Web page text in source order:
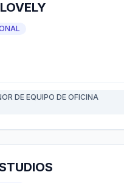
DE EQUIPO DE OFICINA